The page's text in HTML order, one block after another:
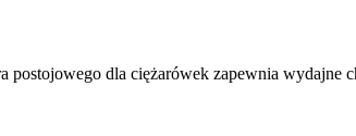
dla ciężarówek zapewnia wydajne